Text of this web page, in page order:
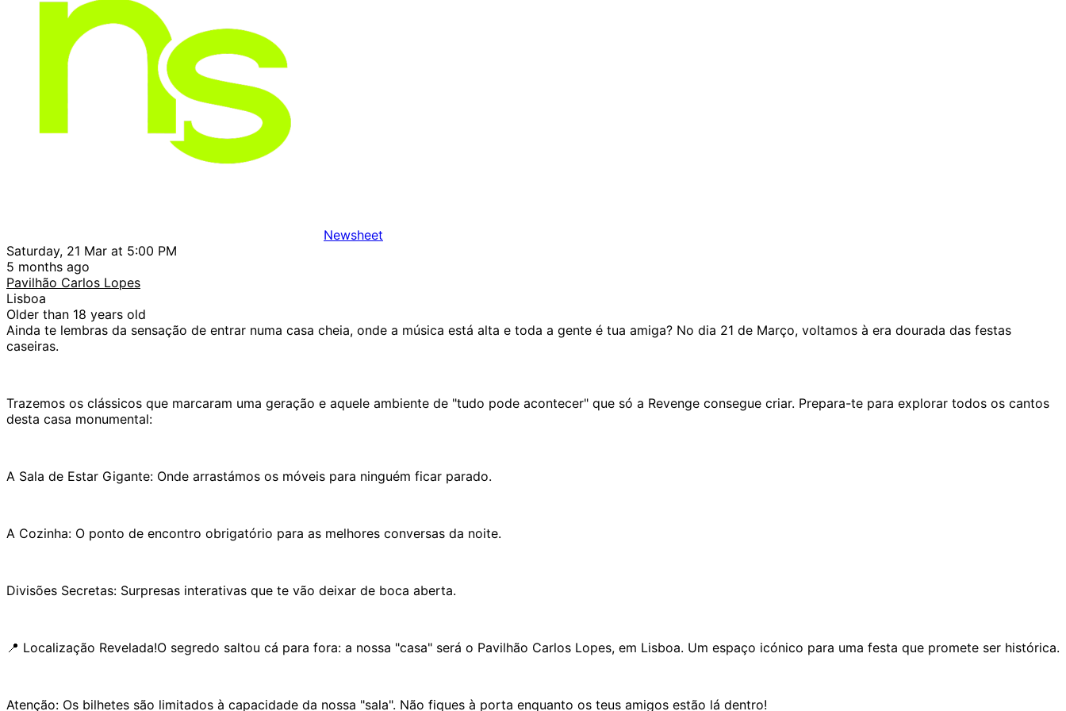
Newsheet
Saturday, 21 Mar at 5:00 PM
5 months ago
Pavilhão Carlos Lopes
Lisboa
Older than 18 years old
Ainda te lembras da sensação de entrar numa casa cheia, onde a música está alta e toda a gente é tua amiga? No dia 21 de Março, voltamos à era dourada das festas
caseiras.
Trazemos os clássicos que marcaram uma geração e aquele ambiente de "tudo pode acontecer" que só a Revenge consegue criar. Prepara-te para explorar todos os cantos
desta casa monumental:
A Sala de Estar Gigante: Onde arrastámos os móveis para ninguém ficar parado.
A Cozinha: O ponto de encontro obrigatório para as melhores conversas da noite.
Divisões Secretas: Surpresas interativas que te vão deixar de boca aberta.
📍 Localização Revelada!O segredo saltou cá para fora: a nossa "casa" será o Pavilhão Carlos Lopes, em Lisboa. Um espaço icónico para uma festa que promete ser histórica.
Atenção: Os bilhetes são limitados à capacidade da nossa "sala". Não fiques à porta enquanto os teus amigos estão lá dentro!